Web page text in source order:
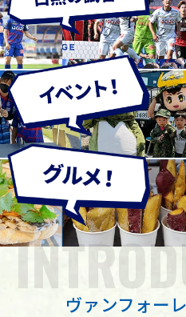
ヴァンフォー